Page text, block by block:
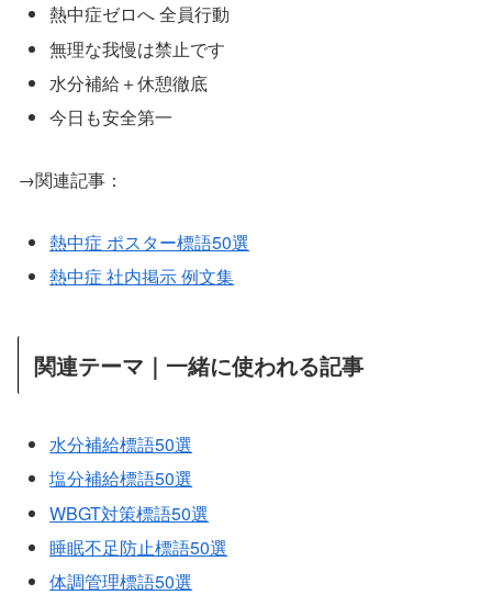
熱中症ゼロへ 全員行動
無理な我慢は禁止です
水分補給＋休憩徹底
今日も安全第一
→関連記事：
熱中症 ポスター標語50選
熱中症 社内掲示 例文集
関連テーマ｜一緒に使われる記事
水分補給標語50選
塩分補給標語50選
WBGT対策標語50選
睡眠不足防止標語50選
体調管理標語50選